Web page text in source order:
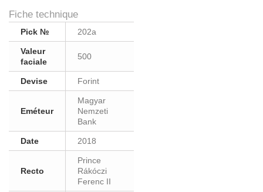
Fiche technique
Pick № 202a
Valeur
faciale
500
Devise Forint
Eméteur
Magyar
Nemzeti
Bank
Date 2018
Recto
Prince
Rákóczi
Ferenc II